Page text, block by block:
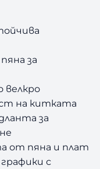
за
велкро
на китката
за
от пяна и плат
с